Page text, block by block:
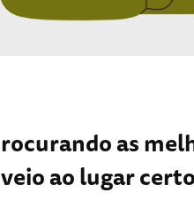
rocurando as
veio ao lugar